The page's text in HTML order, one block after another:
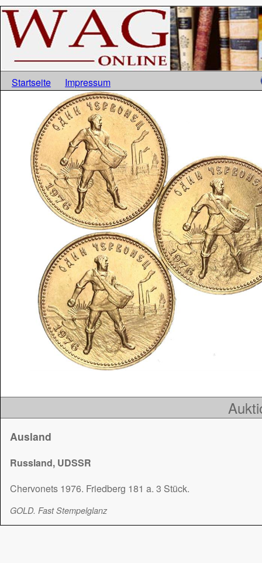
Startseite Impressum
Ausland
Russland, UDSSR
Chervonets 1976. Friedberg 181 a. 3 Stück.
GOLD. Fast Stempelglanz